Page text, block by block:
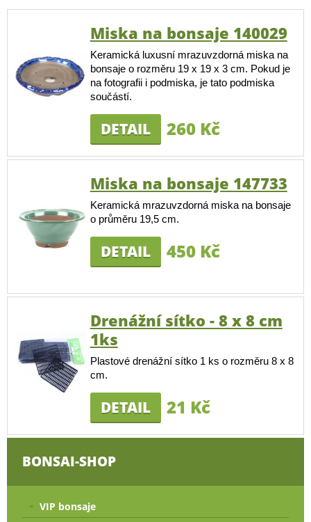
Miska na bonsaje 140029
Keramická luxusní mrazuvzdorná miska na
bonsaje o rozměru 19 x 19 x 3 cm. Pokud je
na fotografii i podmiska, je tato podmiska
součástí.
DETAIL 260 Kč
Miska na bonsaje 147733
Keramická mrazuvzdorná miska na bonsaje
o průměru 19,5 cm.
DETAIL 450 Kč
Drenážní sítko - 8 x 8 cm
1ks
Plastové drenážní sítko 1 ks o rozměru 8 x 8
cm.
DETAIL 21 Kč
BONSAI-SHOP
VIP bonsaje